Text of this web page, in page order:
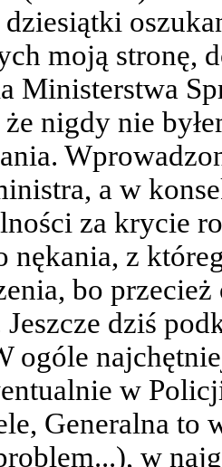
dziesiątki
moją stronę,
Ministerstwa
nigdy nie
a w
za krycie
nękania, z
bo
Jeszcze dziś
ogóle
w
Generalna to
w